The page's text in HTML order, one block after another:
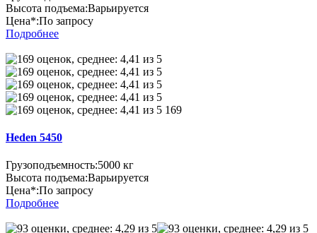
Высота подъема:Варьируется
Цена*:По запросу
Подробнее
169
Heden 5450
Грузоподъемность:5000 кг
Высота подъема:Варьируется
Цена*:По запросу
Подробнее